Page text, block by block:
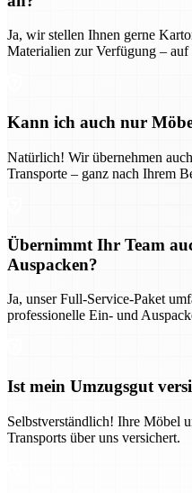
Ja, wir stellen Ihnen gerne
Materialien zur Verfügung –
Kann ich auch nur
Natürlich! Wir übernehmen
Transporte – ganz nach Ihrem
Übernimmt Ihr Team
Auspacken?
Ja, unser Full-Service-Paket
professionelle Ein- und
Ist mein Umzugsgut
Selbstverständlich! Ihre Möbel
Transports über uns versichert.